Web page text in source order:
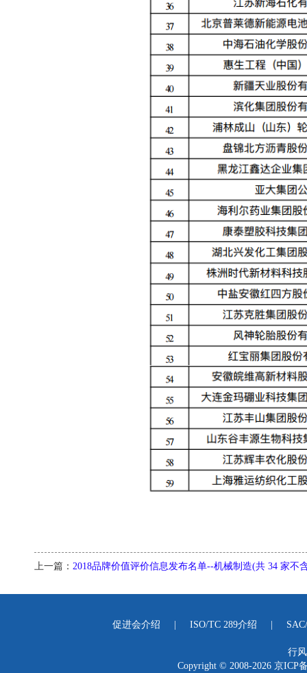
上一篇： 2018品牌价值评价信息发布名单--机械制造(共 34 家不
促进会介绍 ISO/TC 289介绍
行
Copyright © 2008-2026 京ICP